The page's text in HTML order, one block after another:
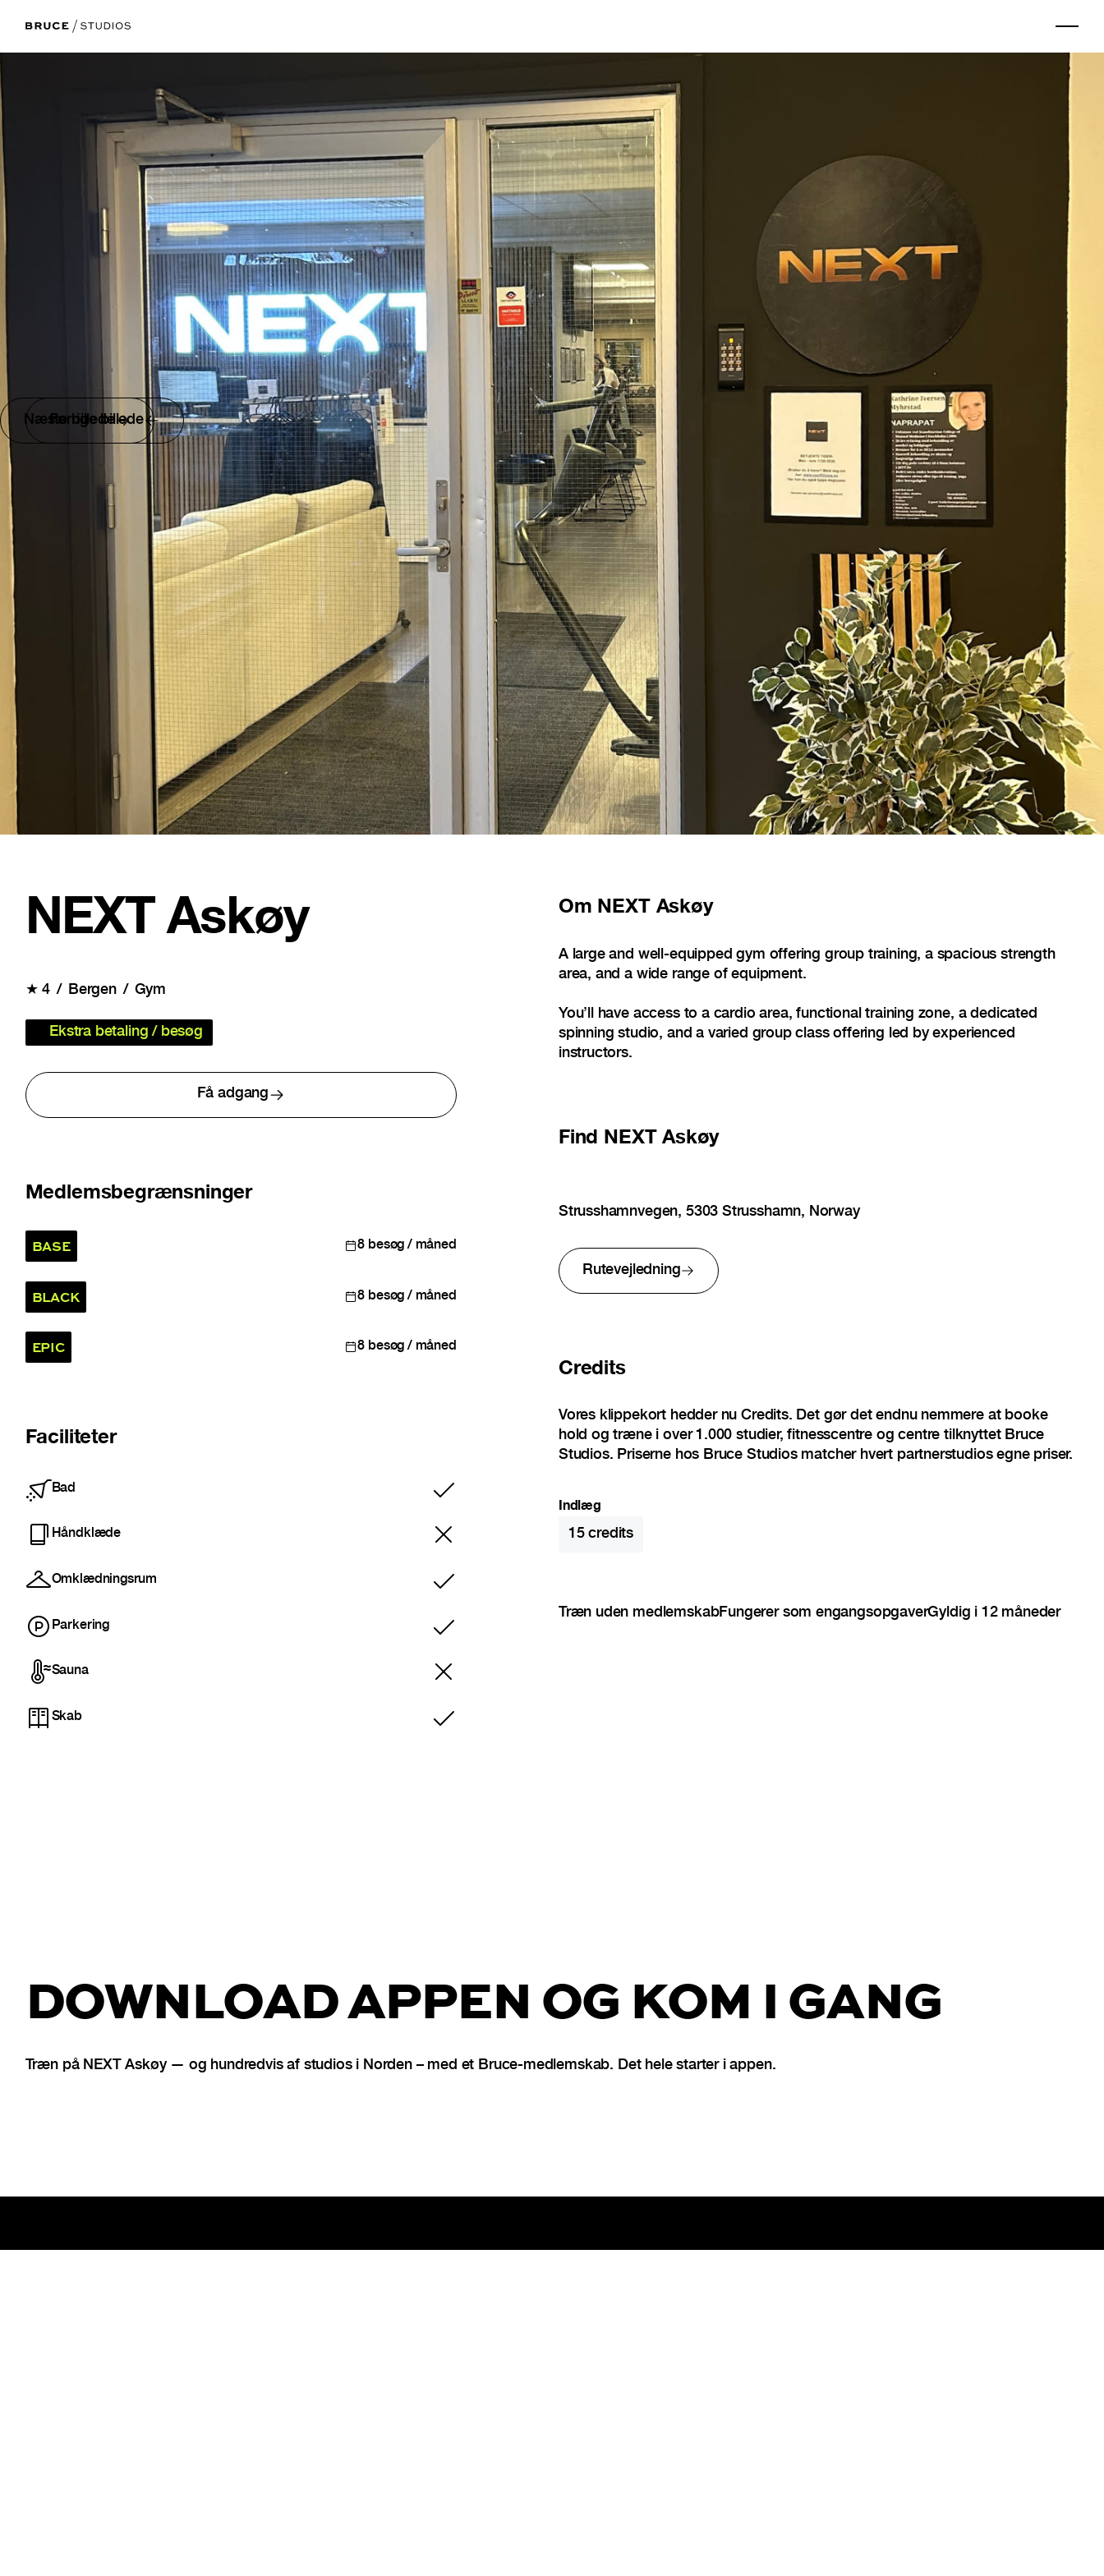
Forrige billede
Næste billede
NEXT Askøy
★4 Bergen Gym
Ekstra betaling / besøg
Få adgang
Medlemsbegrænsninger
BASE 8 besøg / måned
BLACK 8 besøg / måned
EPIC 8 besøg / måned
Faciliteter
Bad
Inkluderet
Håndklæde
Omklædningsrum
Inkluderet
Parkering
Inkluderet
Sauna
Skab
Inkluderet
Om NEXT Askøy
A large and well-equipped gym offering group training, a spacious strength
area, and a wide range of equipment.
You’ll have access to a cardio area, functional training zone, a dedicated
spinning studio, and a varied group class offering led by experienced
instructors.
Find NEXT Askøy
Strusshamnvegen, 5303 Strusshamn, Norway
Rutevejledning
Credits
Vores klippekort hedder nu Credits. Det gør det endnu nemmere at booke
hold og træne i over 1.000 studier, fitnesscentre og centre tilknyttet Bruce
Studios. Priserne hos Bruce Studios matcher hvert partnerstudios egne priser.
Indlæg
15credits
Træn uden medlemskabFungerer som engangsopgaverGyldig i 12 måneder
DOWNLOAD APPEN OG KOM I GANG
Træn på NEXT Askøy — og hundredvis af studios i Norden – med et Bruce-medlemskab. Det hele starter i appen.